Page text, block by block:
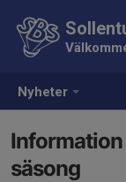
Nyheter
säsong